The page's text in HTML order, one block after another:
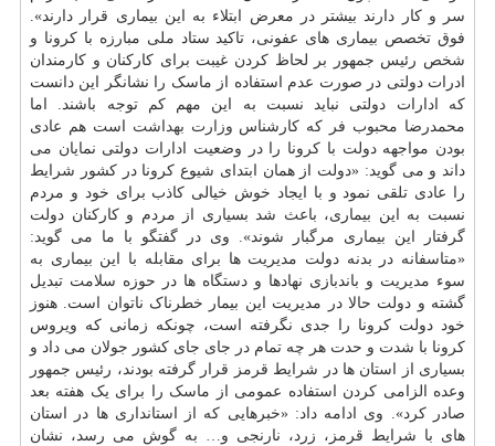
سر و کار دارند بیشتر در معرض ابتلاء به این بیماری قرار دارند».
فوق تخصص بیماری های عفونی، تاکید ستاد ملی مبارزه با کرونا و
شخص رئیس جمهور بر لحاظ کردن غیبت برای کارکنان و کارمندان
ادرات دولتی در صورت عدم استفاده از ماسک را نشانگر این دانست
که ادارات دولتی نباید نسبت به این مهم کم توجه باشند. اما
محمدرضا محبوب فر که کارشناس وزارت بهداشت است هم عادی
بودن مواجهه دولت با کرونا را در وضعیت ادارات دولتی نمایان می
داند و می گوید: «دولت از همان ابتدای شیوع کرونا در کشور شرایط
را عادی تلقی نمود و با ایجاد خوش خیالی کاذب برای خود و مردم
نسبت به این بیماری، باعث شد بسیاری از مردم و کارکنان دولت
گرفتار این بیماری مرگبار شوند». وی در گفتگو با ما می گوید:
«متاسفانه در بدنه دولت مدیریت ها برای مقابله با این بیماری به
سوء مدیریت و باندبازی نهادها و دستگاه ها در حوزه سلامت تبدیل
گشته و دولت حالا در مدیریت این بیمار خطرناک ناتوان است. هنوز
خود دولت کرونا را جدی نگرفته است، چونکه زمانی که ویروس
کرونا با شدت و حدت هر چه تمام در جای جای کشور جولان می داد و
بسیاری از استان ها در شرایط قرمز قرار گرفته بودند، رئیس جمهور
وعده الزامی کردن استفاده عمومی از ماسک را برای یک هفته بعد
صادر کرد». وی ادامه داد: «خبرهایی که از استانداری ها در استان
های با شرایط قرمز، زرد، نارنجی و… به گوش می رسد، نشان